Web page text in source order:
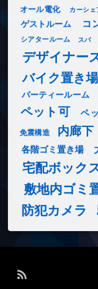
オール電化 カーシ
ゲストルーム コ
シアタールーム スパ
デザイナー
バイク置き
パーティールーム
ペット可 ペ
免震構造 内廊下
各階ゴミ置き場
宅配ボック
敷地内ゴミ
防犯カメラ
RSS